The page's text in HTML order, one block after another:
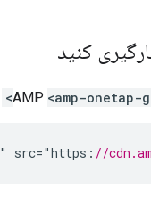
کنید
<amp-onetap-
" src="https : //